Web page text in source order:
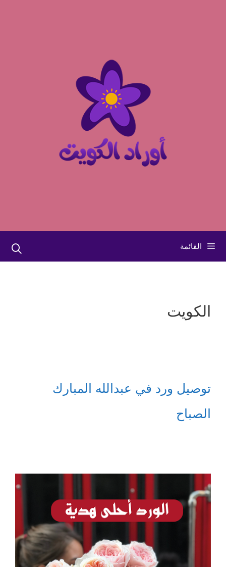
القائمة
الكويت
توصيل ورد في عبدالله المبارك
الصباح